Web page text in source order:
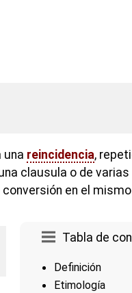
una reincidencia,
clausula o de
en el
Tabla de
Definición
Etimología